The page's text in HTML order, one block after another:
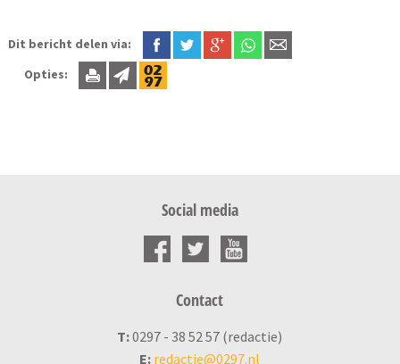
Dit bericht delen via:
Opties:
Social media
Contact
T:0297 - 38 52 57 (redactie)
E: redactie@0297.nl